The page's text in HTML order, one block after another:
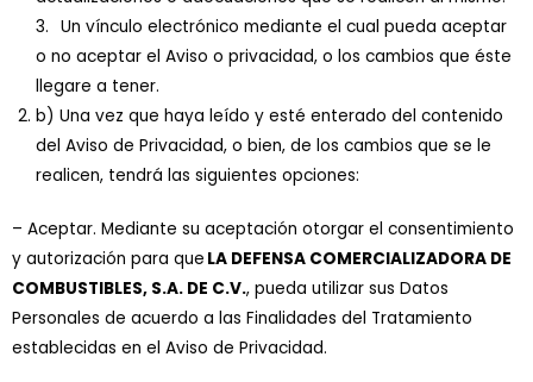
3. Un vínculo electrónico mediante el cual pueda aceptar
o no aceptar el Aviso o privacidad, o los cambios que éste
llegare a tener.
b) Una vez que haya leído y esté enterado del contenido
del Aviso de Privacidad, o bien, de los cambios que se le
realicen, tendrá las siguientes opciones:
– Aceptar. Mediante su aceptación otorgar el consentimiento
y autorización para que LA DEFENSA COMERCIALIZADORA DE
COMBUSTIBLES, S.A. DE C.V., pueda utilizar sus Datos
Personales de acuerdo a las Finalidades del Tratamiento
establecidas en el Aviso de Privacidad.